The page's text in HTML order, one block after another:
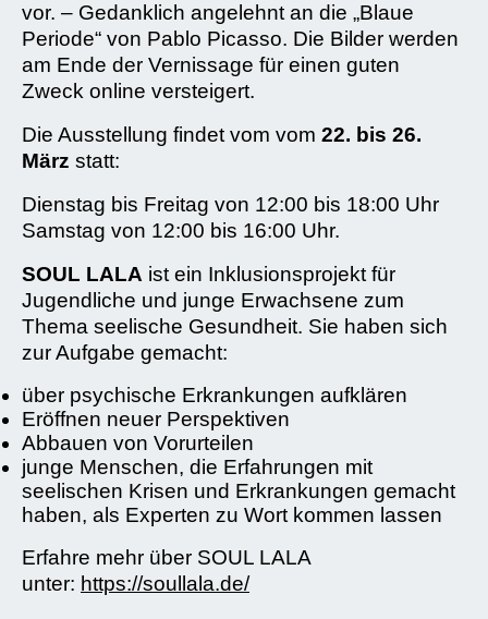
vor. – Gedanklich angelehnt an die „Blaue
Periode“ von Pablo Picasso. Die Bilder werden
am Ende der Vernissage für einen guten
Zweck online versteigert.
Die Ausstellung findet vom vom 22. bis 26.
März statt:
Dienstag bis Freitag von 12:00 bis 18:00 Uhr
Samstag von 12:00 bis 16:00 Uhr.
SOUL LALA ist ein Inklusionsprojekt für
Jugendliche und junge Erwachsene zum
Thema seelische Gesundheit. Sie haben sich
zur Aufgabe gemacht:
über psychische Erkrankungen aufklären
Eröffnen neuer Perspektiven
Abbauen von Vorurteilen
junge Menschen, die Erfahrungen mit
seelischen Krisen und Erkrankungen gemacht
haben, als Experten zu Wort kommen lassen
Erfahre mehr über SOUL LALA
unter: https://soullala.de/